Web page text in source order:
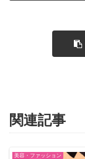
関連記事
美容・ファッション